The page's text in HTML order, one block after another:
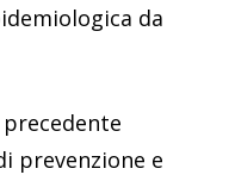
da
prevenzione e